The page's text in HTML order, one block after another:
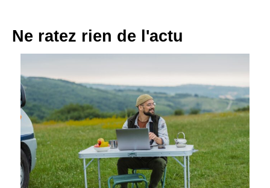
Ne ratez rien de l'actu